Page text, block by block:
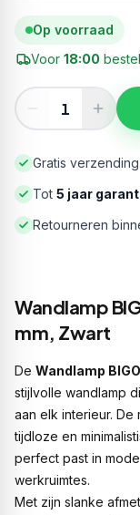
Op voorraad
Voor 18:00
Gratis
Tot 5 jaar
Retourneren
Wandlamp
mm, Zwart
De Wandlamp
stijlvolle wandlamp
aan elk interieur.
tijdloze en
perfect past in
werkruimtes.
Met zijn slanke